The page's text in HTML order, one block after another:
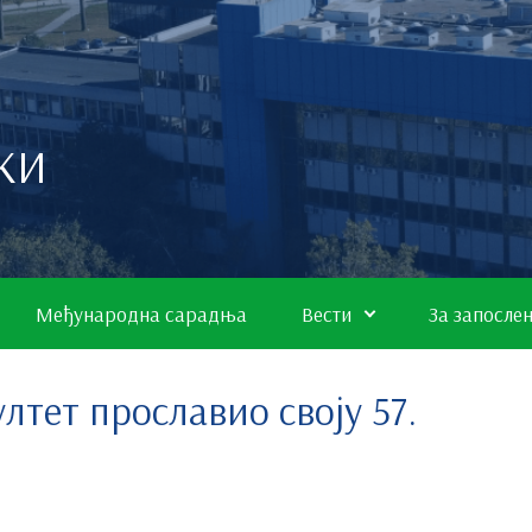
Међународна сарадња Вести За
прославио своју 57.